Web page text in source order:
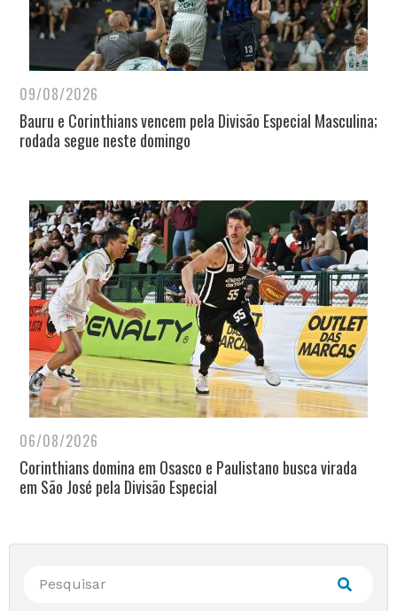
09/08/2026
Bauru e Corinthians vencem pela Divisão Especial Masculina;
rodada segue neste domingo
06/08/2026
Corinthians domina em Osasco e Paulistano busca virada
em São José pela Divisão Especial